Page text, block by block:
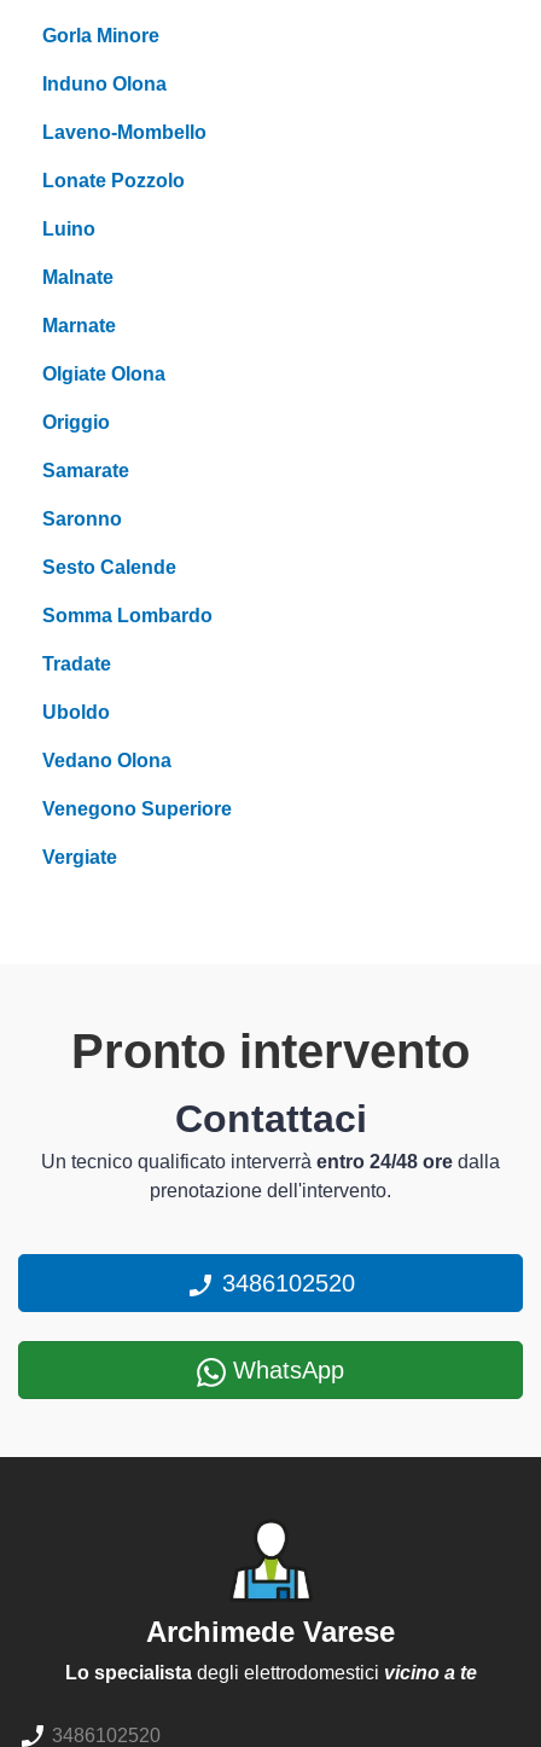
Gorla Minore
Induno Olona
Laveno-Mombello
Lonate Pozzolo
Luino
Malnate
Marnate
Olgiate Olona
Origgio
Samarate
Saronno
Sesto Calende
Somma Lombardo
Tradate
Uboldo
Vedano Olona
Venegono Superiore
Vergiate
Pronto intervento
Contattaci
Un tecnico qualificato interverrà entro 24/48 ore dalla
prenotazione dell'intervento.
3486102520
WhatsApp
Archimede Varese
Lo specialistadegli elettrodomestici vicino a te
3486102520